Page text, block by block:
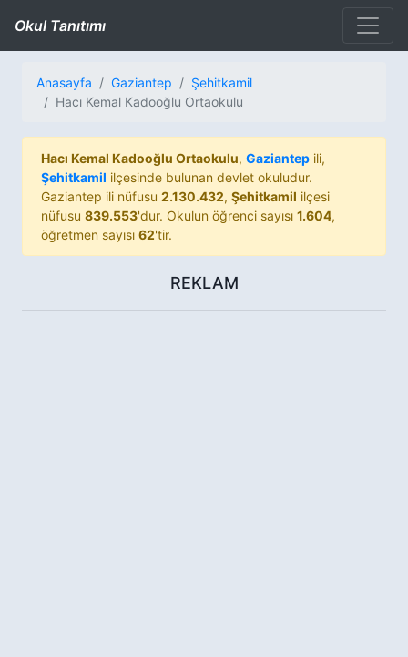
Okul Tanıtımı
Anasayfa Gaziantep
Şehitkamil
Hacı Kemal Kadooğlu Ortaokulu
Hacı Kemal Kadooğlu Ortaokulu, Gaziantep ili,
Şehitkamil ilçesinde bulunan devlet okuludur.
Gaziantep ili nüfusu 2.130.432, Şehitkamil ilçesi
nüfusu 839.553'dur. Okulun öğrenci sayısı 1.604,
öğretmen sayısı 62'tir.
REKLAM